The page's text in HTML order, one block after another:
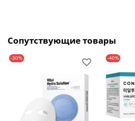
Сопутствующие товары
-30% -40%